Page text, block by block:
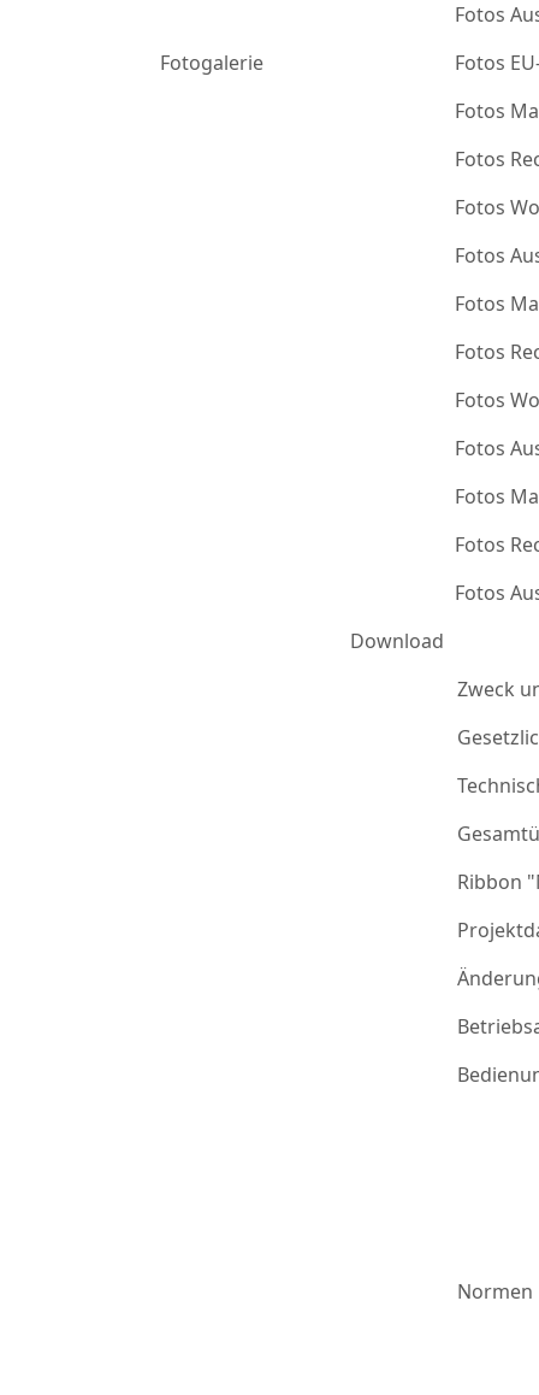
Fotogalerie
Fotos
Fotos
Fotos
Fotos
Fotos
Fotos
Fotos
Fotos
Fotos
Fotos
Fotos
Fotos
Fotos
Download
Zweck
Ribbon
Normen